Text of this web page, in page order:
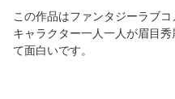
この作品はファンタジーラブコ
キャラクター一人一人が眉目
て面白いです。